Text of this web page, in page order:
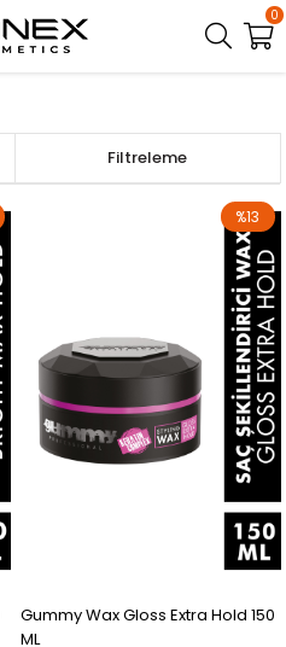
0
Filtreleme
Gummy Wax Gloss Extra Hold 150
ML
%13